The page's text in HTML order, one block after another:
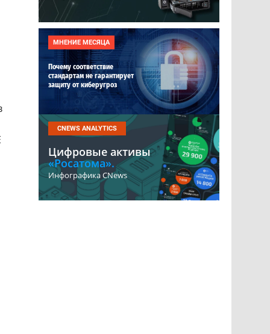
МНЕНИЕ МЕСЯЦА
Почему соответствие
стандартам не гарантирует
защиту от киберугроз
CNEWS ANALYTICS
Цифровые активы
«Росатома».
Инфографика CNews